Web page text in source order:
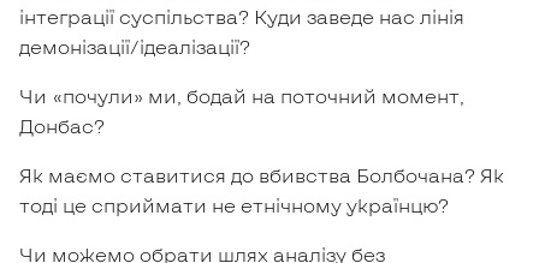
інтеграції суспільства? Куди заведе нас лінія
демонізації/ідеалізації?
Чи «почули» ми, бодай на поточний момент,
Донбас?
Як маємо ставитися до вбивства Болбочана? Як
тоді це сприймати не етнічному українцю?
Чи можемо обрати шлях аналізу без